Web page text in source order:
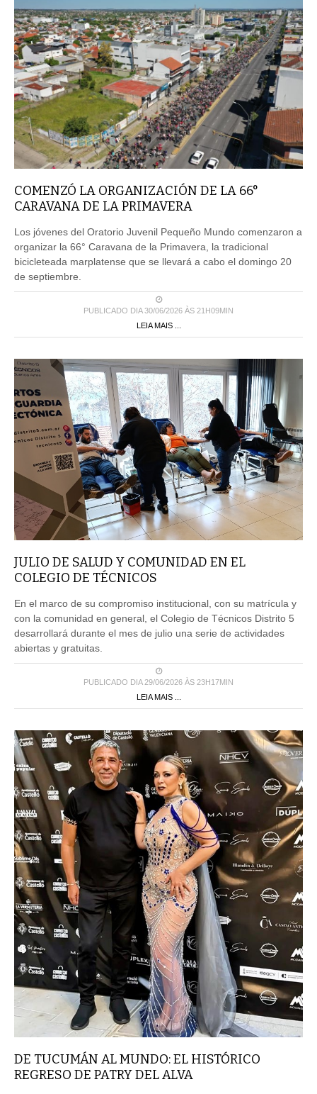
COMENZÓ LA ORGANIZACIÓN DE LA 66°
CARAVANA DE LA PRIMAVERA
Los jóvenes del Oratorio Juvenil Pequeño Mundo comenzaron a
organizar la 66° Caravana de la Primavera, la tradicional
bicicleteada marplatense que se llevará a cabo el domingo 20
de septiembre.
PUBLICADO DIA 30/06/2026 ÀS 21H09MIN
LEIA MAIS ...
JULIO DE SALUD Y COMUNIDAD EN EL
COLEGIO DE TÉCNICOS
En el marco de su compromiso institucional, con su matrícula y
con la comunidad en general, el Colegio de Técnicos Distrito 5
desarrollará durante el mes de julio una serie de actividades
abiertas y gratuitas.
PUBLICADO DIA 29/06/2026 ÀS 23H17MIN
LEIA MAIS ...
DE TUCUMÁN AL MUNDO: EL HISTÓRICO
REGRESO DE PATRY DEL ALVA